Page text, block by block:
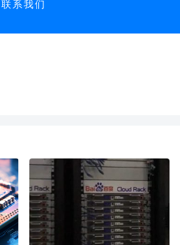
联系我们